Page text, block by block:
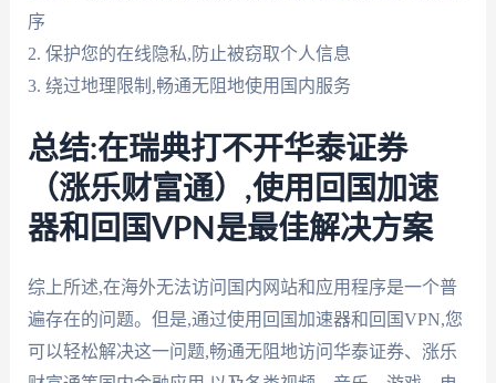
序
2. 保护您的在线隐私,防止被窃取个人信息
3. 绕过地理限制,畅通无阻地使用国内服务
总结:在瑞典打不开华泰证券
（涨乐财富通）,使用回国加速
器和回国VPN是最佳解决方案
综上所述,在海外无法访问国内网站和应用程序是一个普
遍存在的问题。但是,通过使用回国加速器和回国VPN,您
可以轻松解决这一问题,畅通无阻地访问华泰证券、涨乐